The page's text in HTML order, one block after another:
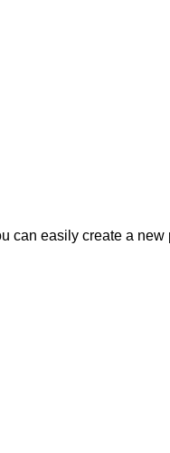
can easily create a new